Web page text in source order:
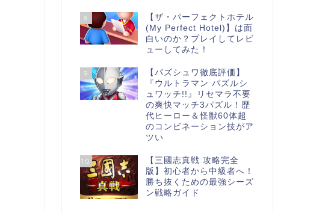
8
【ザ・パーフェクトホテル
(My Perfect Hotel)】は面
白いのか？プレイしてレビ
ューしてみた！
9
【パズシュワ徹底評価】
『ウルトラマン パズルシ
ュワッチ!!』リセマラ不要
の爽快マッチ3パズル！歴
代ヒーロー＆怪獣60体超
のコンビネーション技がア
ツい
10
【三國志真戦 攻略完全
版】初心者から中級者へ！
勝ち抜くための最強シーズ
ン戦略ガイド